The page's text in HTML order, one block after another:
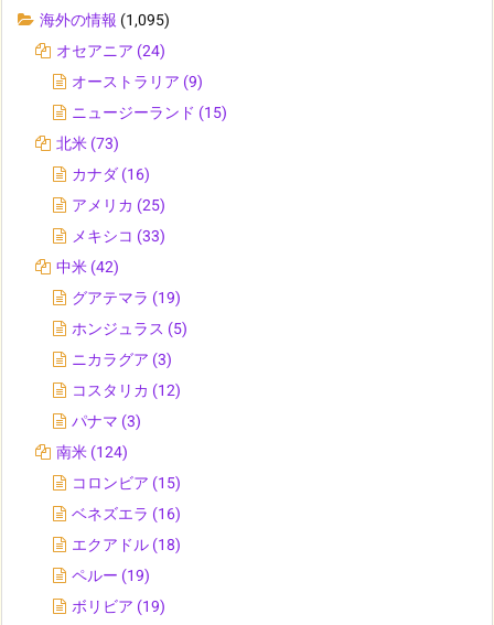
海外の情報 (1,095)
オセアニア (24)
オーストラリア (9)
ニュージーランド (15)
北米 (73)
カナダ (16)
アメリカ (25)
メキシコ (33)
中米 (42)
グアテマラ (19)
ホンジュラス (5)
ニカラグア (3)
コスタリカ (12)
パナマ (3)
南米 (124)
コロンビア (15)
ベネズエラ (16)
エクアドル (18)
ペルー (19)
ボリビア (19)